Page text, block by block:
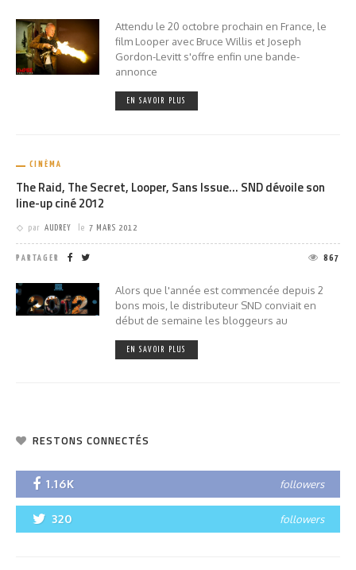
Attendu le 20 octobre prochain en France, le
film Looper avec Bruce Willis et Joseph
Gordon-Levitt s'offre enfin une bande-
annonce
EN SAVOIR PLUS
CINÉMA
The Raid, The Secret, Looper, Sans Issue… SND dévoile son
line-up ciné 2012
par AUDREY le 7 MARS 2012
PARTAGER 867
Alors que l'année est commencée depuis 2
bons mois, le distributeur SND conviait en
début de semaine les bloggeurs au
EN SAVOIR PLUS
RESTONS CONNECTÉS
1.16K followers
320 followers